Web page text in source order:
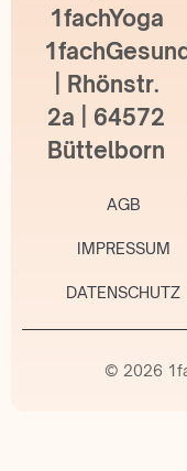
1fachYoga
| Rhönstr.
2a | 64572
Büttelborn
AGB
IMPRESSUM
DATENSCHUTZ
© 2026